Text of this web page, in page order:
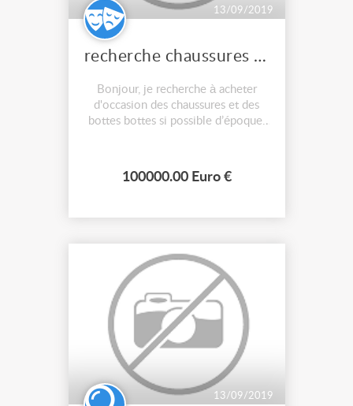
13/09/2019
recherche chaussures et bottes
Bonjour, je recherche à acheter
d'occasion des chaussures et des
bottes bottes si possible d’époque.
des rubans, du cuir ou des chutes de
cuir, des perruques et des postiches.
100000.00 Euro €
13/09/2019